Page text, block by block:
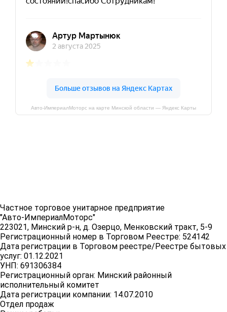
Авто-ИмпериалМоторс на карте Минской области — Яндекс Карты
Частное торговое унитарное предприятие
"Авто-ИмпериалМоторс"
223021, Минский р-н, д. Озерцо, Менковский тракт, 5-9
Регистрационный номер в Торговом Реестре: 524142
Дата регистрации в Торговом реестре/Реестре бытовых
услуг: 01.12.2021
УНП: 691306384
Регистрационный орган: Минский районный
исполнительный комитет
Дата регистрации компании: 14.07.2010
Отдел продаж